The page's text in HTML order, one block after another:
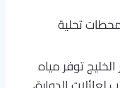
توفر مياه